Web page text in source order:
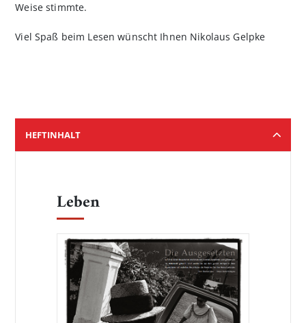
Weise stimmte.
Viel Spaß beim Lesen wünscht Ihnen Nikolaus Gelpke
HEFTINHALT
Leben